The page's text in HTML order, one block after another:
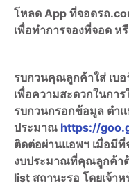
โหลด App ที่จอดรถ
เพื่อทำการจองที่จอด ห
รบกวนคุณลูกค้าใส่ เบ
เพื่อความสะดวกในกา
รบกวนกรอกข้อมูล ตำ
ประมาณ https://
ติดต่อผ่านแอพฯ เมื่อมีที่
งบประมาณที่คุณลูกค้า
list สถานะรอ โดยเจ้า